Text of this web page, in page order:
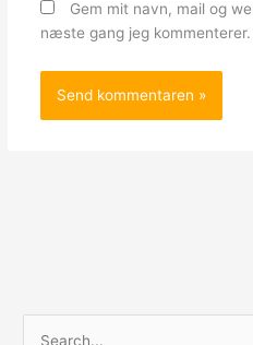
Gem mit navn, mail og
næste gang jeg kommenterer.